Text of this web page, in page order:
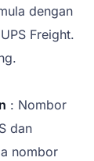
dengan
Freight.
: Nombor
dan
nombor